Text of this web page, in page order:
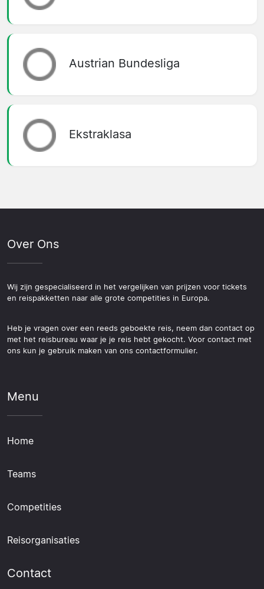
Austrian Bundesliga
Ekstraklasa
Over Ons
Wij zijn gespecialiseerd in het vergelijken van prijzen voor tickets
en reispakketten naar alle grote competities in Europa.
Heb je vragen over een reeds geboekte reis, neem dan contact op
met het reisbureau waar je je reis hebt gekocht. Voor contact met
ons kun je gebruik maken van ons contactformulier.
Menu
Home
Teams
Competities
Reisorganisaties
Contact